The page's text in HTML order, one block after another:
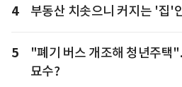
4 부동산 치솟으니 커지는 '집'
5
"폐기 버스 개조해 청년주택
묘수?